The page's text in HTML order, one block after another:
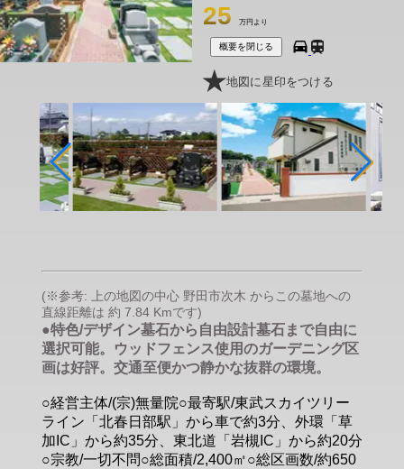
25 万円より
概要を閉じる
地図に星印をつける
(※参考: 上の地図の中心 野田市次木 からこの墓地への
直線距離は 約 7.84 Kmです)
●特色/デザイン墓石から自由設計墓石まで自由に
選択可能。ウッドフェンス使用のガーデニング区
画は好評。交通至便かつ静かな抜群の環境。
○経営主体/(宗)無量院○最寄駅/東武スカイツリー
ライン「北春日部駅」から車で約3分、外環「草
加IC」から約35分、東北道「岩槻IC」から約20分
○宗教/一切不問○総面積/2,400㎡○総区画数/約650